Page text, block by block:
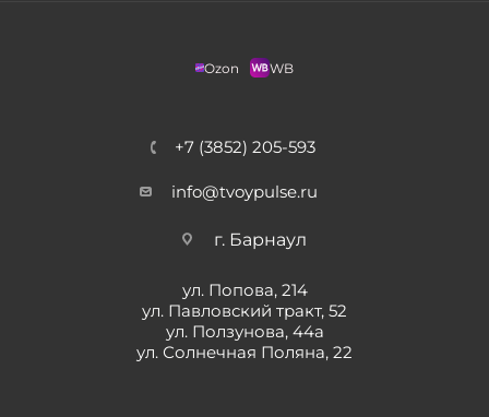
Ozon WB
+7 (3852) 205-593
info@tvoypulse.ru
г. Барнаул
ул. Попова, 214
ул. Павловский тракт, 52
ул. Ползунова, 44а
ул. Солнечная Поляна, 22